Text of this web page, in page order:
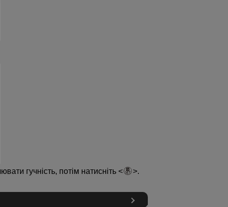
гучність, потім натисніть .